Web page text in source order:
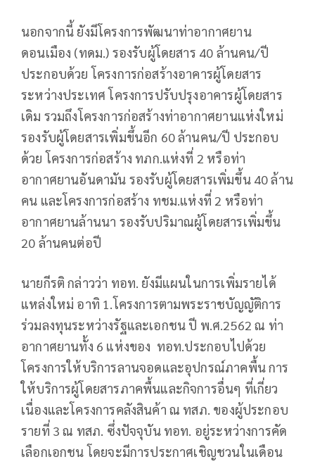
นอกจากนี้ ยังมีโครงการพัฒนาท่าอากาศยาน
ดอนเมือง (ทดม.) รองรับผู้โดยสาร 40 ล้านคน/ปี
ประกอบด้วย โครงการก่อสร้างอาคารผู้โดยสาร
ระหว่างประเทศ โครงการปรับปรุงอาคารผู้โดยสาร
เดิม รวมถึงโครงการก่อสร้างท่าอากาศยานแห่งใหม่
รองรับผู้โดยสารเพิ่มขึ้นอีก 60 ล้านคน/ปี ประกอบ
ด้วย โครงการก่อสร้าง ทภก.แห่งที่ 2 หรือท่า
อากาศยานอันดามัน รองรับผู้โดยสารเพิ่มขึ้น 40 ล้าน
คน และโครงการก่อสร้าง ทชม.แห่งที่ 2 หรือท่า
อากาศยานล้านนา รองรับปริมาณผู้โดยสารเพิ่มขึ้น
20 ล้านคนต่อปี
นายกีรติ กล่าวว่า ทอท. ยังมีแผนในการเพิ่มรายได้
แหล่งใหม่ อาทิ 1.โครงการตามพระราชบัญญัติการ
ร่วมลงทุนระหว่างรัฐและเอกชน ปี พ.ศ.2562 ณ ท่า
อากาศยานทั้ง 6 แห่งของ ทอท.ประกอบไปด้วย
โครงการให้บริการลานจอดและอุปกรณ์ภาคพื้น การ
ให้บริการผู้โดยสารภาคพื้นและกิจการอื่นๆ ที่เกี่ยว
เนื่องและโครงการคลังสินค้า ณ ทสภ. ของผู้ประกอบ
รายที่ 3 ณ ทสภ. ซึ่งปัจจุบัน ทอท. อยู่ระหว่างการคัด
เลือกเอกชน โดยจะมีการประกาศเชิญชวนในเดือน